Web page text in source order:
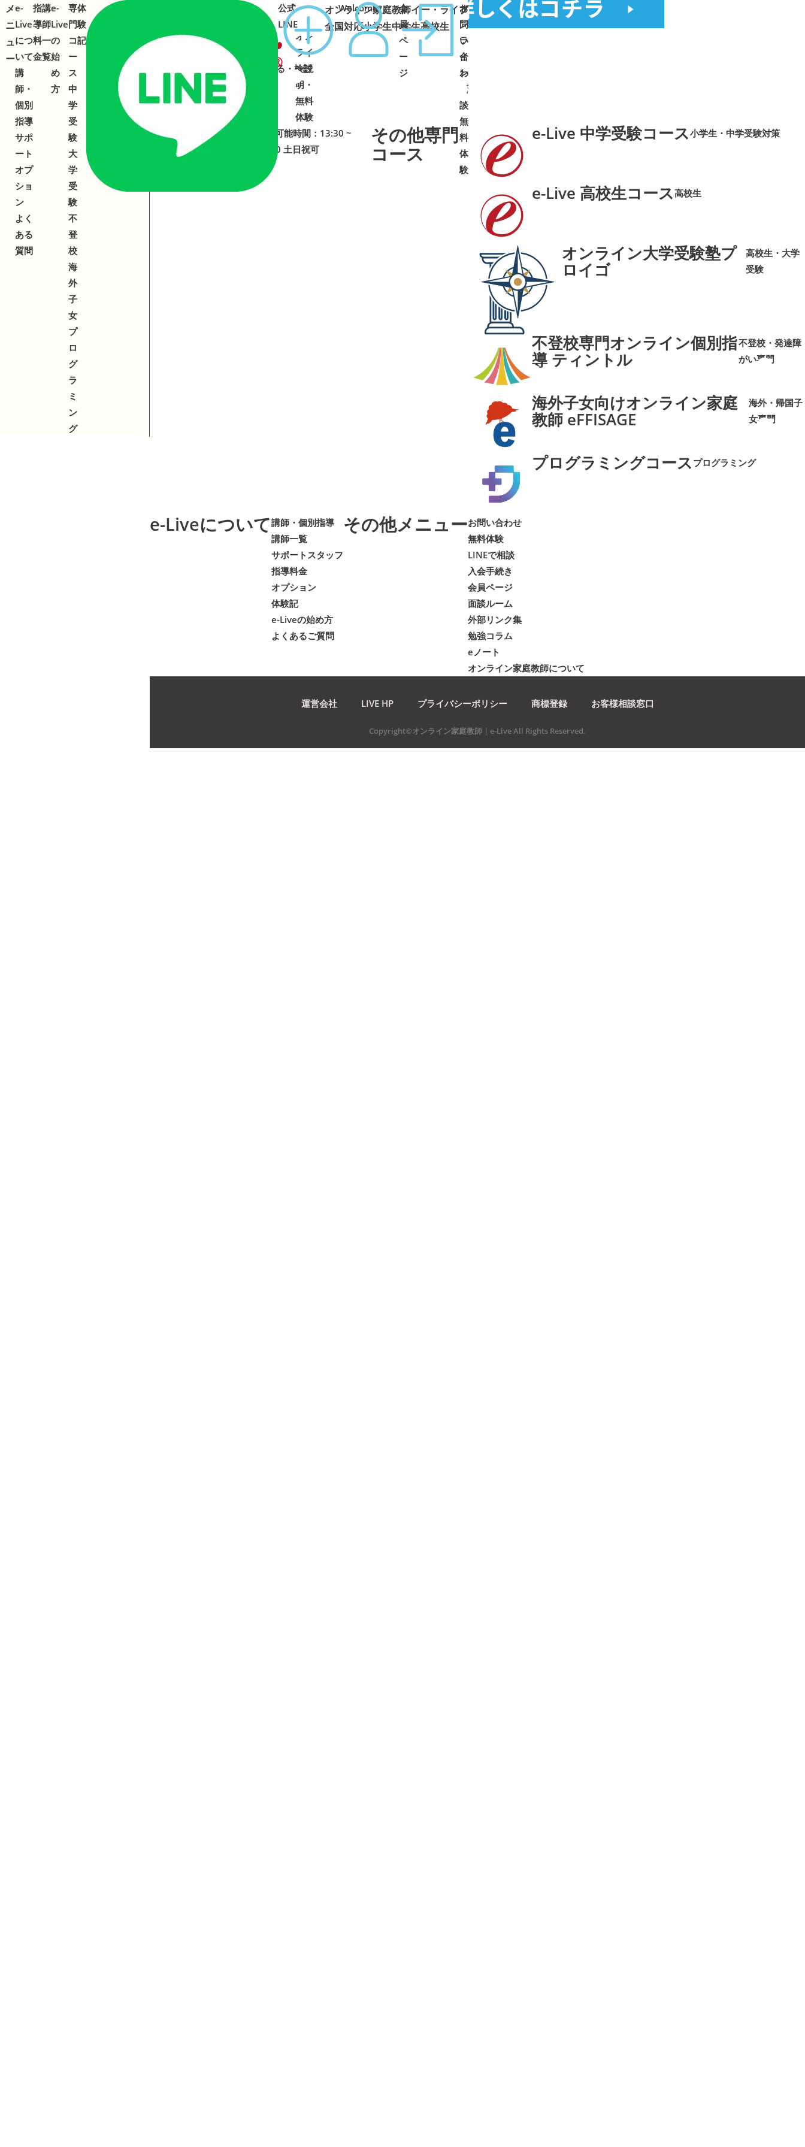
メ
ニ
ュ
ー
オンライン家庭教師イー・ライブ
全国対応小学生中学生高校生
メ
ニ
ュ
ー
e-
Live
につ
いて
講
師・
個別
指導
サポ
ート
オプ
ショ
ン
よく
ある
質問
指
導
料
金
講
師
一
覧
e-
Live
の
始
め
方
専
門
コ
ー
ス
中
学
受
験
大
学
受
験
不
登
校
海
外
子
女
プ
ロ
グ
ラ
ミ
ン
グ
体
験
記
公式
LINE
Welcome
会
員
ペ
ー
ジ
オ
ン
ラ
イ
ン
面
談
お
問
い
合
わ
せ
・
無
料
体
験
➜
LINE
相談
問・ご相談➜
オン
ライ
ン説
明・
無料
体験
e-Liveを詳しく知る・検討
する
➜➜
お電話でお問い
合わせ
0120-
対応可能時間：13:30 ~
21:00 土日祝可
その他専門
コース
e-Live 中学受験コース小学生・中学受験対策
e-Live 高校生コース高校生
オンライン大学受験塾プ
ロイゴ
高校生・大学
受験
不登校専門オンライン個別指
導 ティントル
不登校・発達障
がい専門
海外子女向けオンライン家庭
教師 eFFISAGE
海外・帰国子
女専門
プログラミングコース プログラミング
e-Liveについて講師・個別指導
講師一覧
サポートスタッフ
指導料金
オプション
体験記
e-Liveの始め方
よくあるご質問
その他メニューお問い合わせ
無料体験
LINEで相談
入会手続き
会員ページ
面談ルーム
外部リンク集
勉強コラム
eノート
オンライン家庭教師について
運営会社 LIVE HP プライバシーポリシー 商標登録 お客様相談窓口
Copyright©オンライン家庭教師 | e-Live All Rights Reserved.